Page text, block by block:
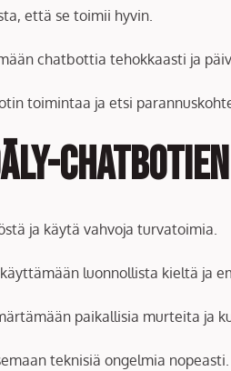
että se toimii hyvin.
chatbottia tehokkaasti ja
toimintaa ja etsi
ja käytä vahvoja turvatoimia.
luonnollista kieltä ja
paikallisia murteita ja
teknisiä ongelmia nopeasti.